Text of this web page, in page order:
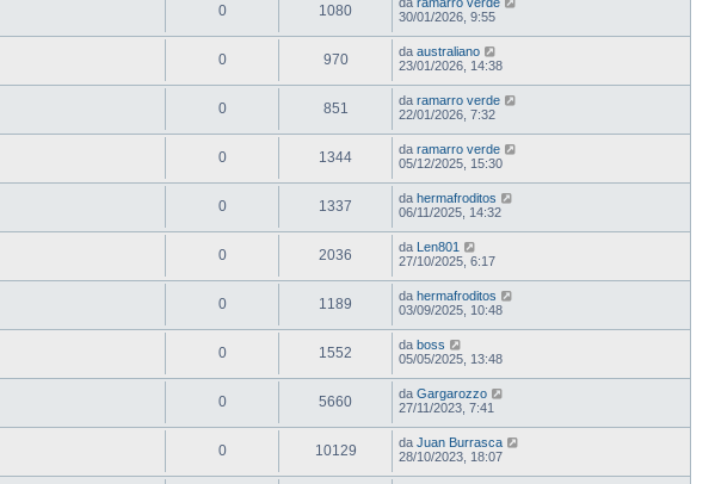
0 1080
30/01/2026, 9:55
0 970 da australiano
23/01/2026, 14:38
0 851 da ramarro verde
22/01/2026, 7:32
0 1344 da ramarro verde
05/12/2025, 15:30
0 1337 da hermafroditos
06/11/2025, 14:32
0 2036 da Len801
27/10/2025, 6:17
0 1189 da hermafroditos
03/09/2025, 10:48
0 1552 da boss
05/05/2025, 13:48
0 5660 da Gargarozzo
27/11/2023, 7:41
0 10129 da Juan Burrasca
28/10/2023, 18:07